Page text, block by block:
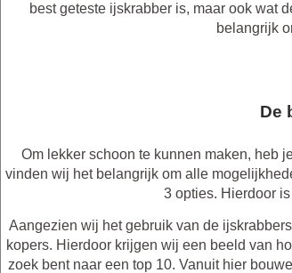
best geteste ijskrabber is, maar ook wat
belangrijk
De
Om lekker schoon te kunnen maken, heb
vinden wij het belangrijk om alle
3 opties. Hierdoor
Aangezien wij het gebruik van de
kopers. Hierdoor krijgen wij een beeld van
zoek bent naar een top 10. Vanuit hier